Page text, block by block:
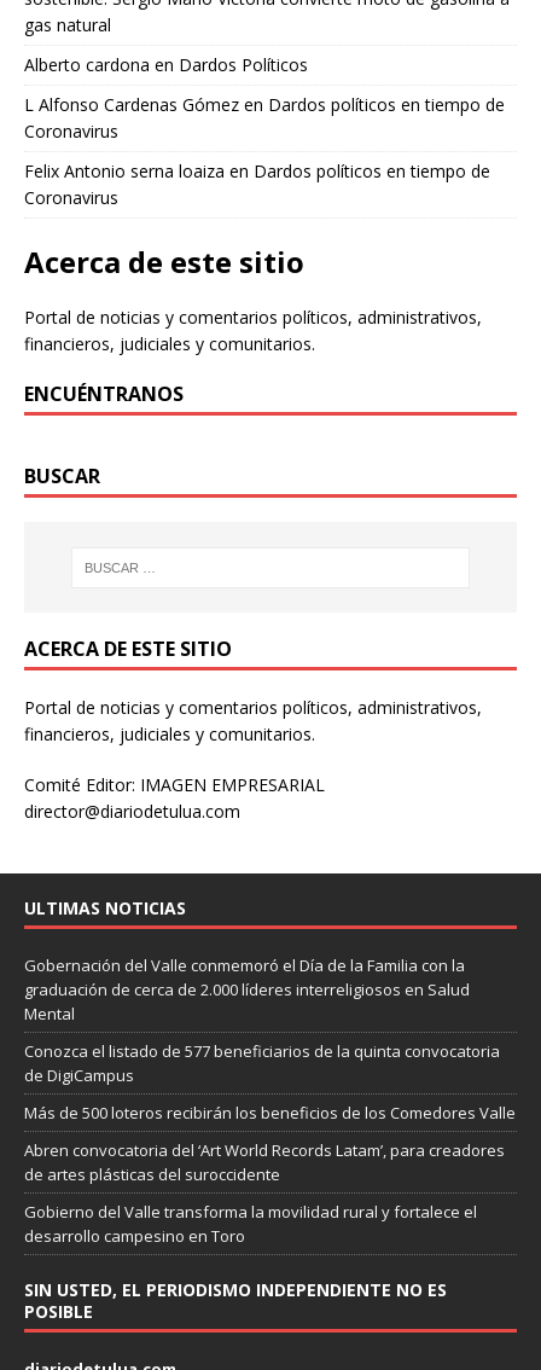
gas natural
Alberto cardona en Dardos Políticos
L Alfonso Cardenas Gómez en Dardos políticos en tiempo de
Coronavirus
Felix Antonio serna loaiza en Dardos políticos en tiempo de
Coronavirus
Acerca de este sitio
Portal de noticias y comentarios políticos, administrativos,
financieros, judiciales y comunitarios.
ENCUÉNTRANOS
BUSCAR
ACERCA DE ESTE SITIO
Portal de noticias y comentarios políticos, administrativos,
financieros, judiciales y comunitarios.
Comité Editor: IMAGEN EMPRESARIAL
director@diariodetulua.com
ULTIMAS NOTICIAS
Gobernación del Valle conmemoró el Día de la Familia con la
graduación de cerca de 2.000 líderes interreligiosos en Salud
Mental
Conozca el listado de 577 beneficiarios de la quinta convocatoria
de DigiCampus
Más de 500 loteros recibirán los beneficios de los Comedores Valle
Abren convocatoria del ‘Art World Records Latam’, para creadores
de artes plásticas del suroccidente
Gobierno del Valle transforma la movilidad rural y fortalece el
desarrollo campesino en Toro
SIN USTED, EL PERIODISMO INDEPENDIENTE NO ES
POSIBLE